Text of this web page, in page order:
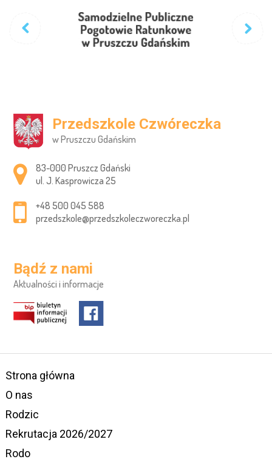
Przedszkole Czwóreczka
w Pruszczu Gdańskim
Adres pocztowy:
83-000 Pruszcz Gdański
ul. J. Kasprowicza 25
+48 500 045 588
przedszkole@przedszkoleczworeczka.pl
Bądź z nami
Aktualności i informacje
Strona główna
O nas
Rodzic
Rekrutacja 2026/2027
Rodo